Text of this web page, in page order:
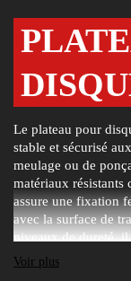
Le plateau pour
stable et sécurisé
meulage ou de
matériaux
assure une fixation
avec la surface de
niveaux de dureté,
dégrossissage au
systèmes
Voir plus